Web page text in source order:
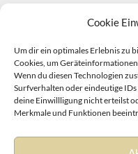
Cookie
Um dir ein optimales Erlebnis zu
Cookies, um
Wenn du diesen Technologien
Surfverhalten oder eindeutige
deine Einwillligung nicht erteilst
Merkmale und Funktionen
und Verletzungen, sowie die
Yin-Yoga
Schwerpunkte: Anatomie,